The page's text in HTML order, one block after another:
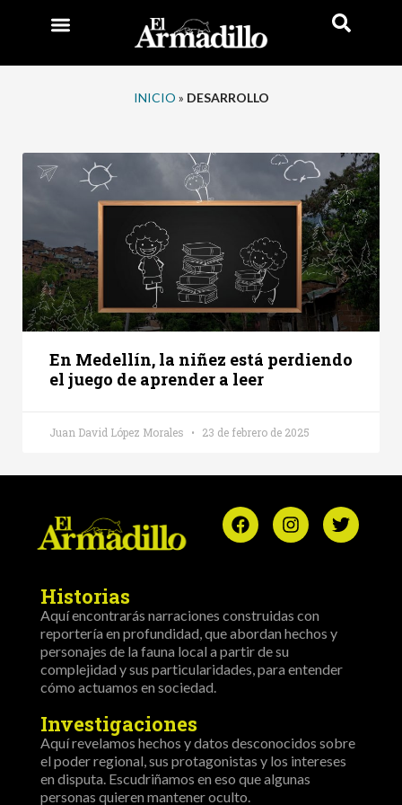
INICIO » DESARROLLO
En Medellín, la niñez está perdiendo
el juego de aprender a leer
Juan David López Morales 23 de febrero de 2025
Historias
Aquí encontrarás narraciones construidas con
reportería en profundidad, que abordan hechos y
personajes de la fauna local a partir de su
complejidad y sus particularidades, para entender
cómo actuamos en sociedad.
Investigaciones
Aquí revelamos hechos y datos desconocidos sobre
el poder regional, sus protagonistas y los intereses
en disputa. Escudriñamos en eso que algunas
personas quieren mantener oculto.